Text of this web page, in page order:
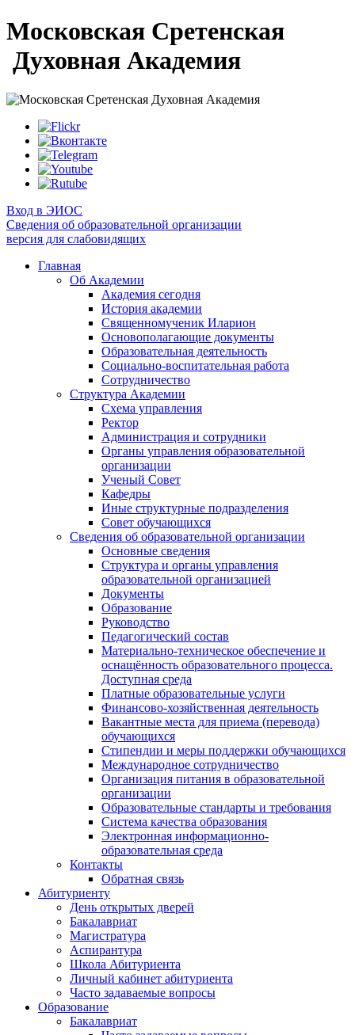
Московская Сретенская
Духовная Академия
Вход в ЭИОС
Сведения об образовательной организации
версия для слабовидящих
Главная
Об Академии
Академия сегодня
История академии
Священномученик Иларион
Основополагающие документы
Образовательная деятельность
Социально-воспитательная работа
Сотрудничество
Структура Академии
Схема управления
Ректор
Администрация и сотрудники
Органы управления образовательной
организации
Ученый Совет
Кафедры
Иные структурные подразделения
Совет обучающихся
Сведения об образовательной организации
Основные сведения
Структура и органы управления
образовательной организацией
Документы
Образование
Руководство
Педагогический состав
Материально-техническое обеспечение и
оснащённость образовательного процесса.
Доступная среда
Платные образовательные услуги
Финансово-хозяйственная деятельность
Вакантные места для приема (перевода)
обучающихся
Стипендии и меры поддержки обучающихся
Международное сотрудничество
Организация питания в образовательной
организации
Образовательные стандарты и требования
Система качества образования
Электронная информационно-
образовательная среда
Контакты
Обратная связь
Абитуриенту
День открытых дверей
Бакалавриат
Магистратура
Аспирантура
Школа Абитуриента
Личный кабинет абитуриента
Часто задаваемые вопросы
Образование
Бакалавриат